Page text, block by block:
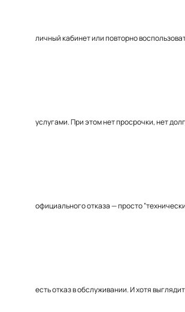
личный кабинет или повторно
услугами. При этом нет просрочки, нет
официального отказа — просто
есть отказ в обслуживании. И хотя